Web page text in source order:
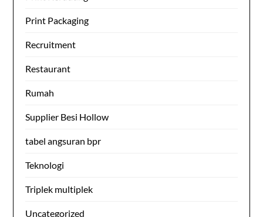
Print Packaging
Recruitment
Restaurant
Rumah
Supplier Besi Hollow
tabel angsuran bpr
Teknologi
Triplek multiplek
Uncategorized